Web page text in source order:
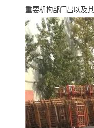
重要机构部门出以及